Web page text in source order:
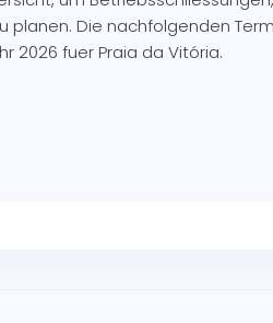
planen. Die nachfolgenden
2026 fuer Praia da Vitória.